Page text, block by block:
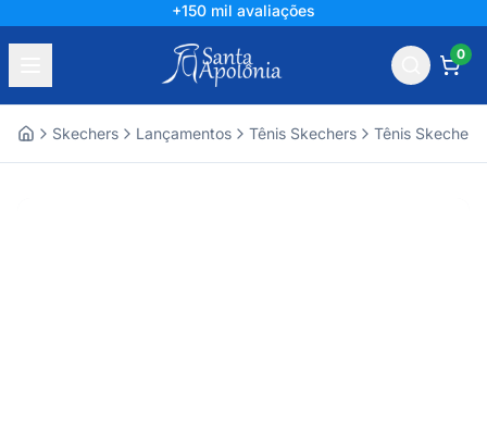
+150 mil avaliações
0
Skechers Lançamentos Tênis Skechers Tênis Skechers